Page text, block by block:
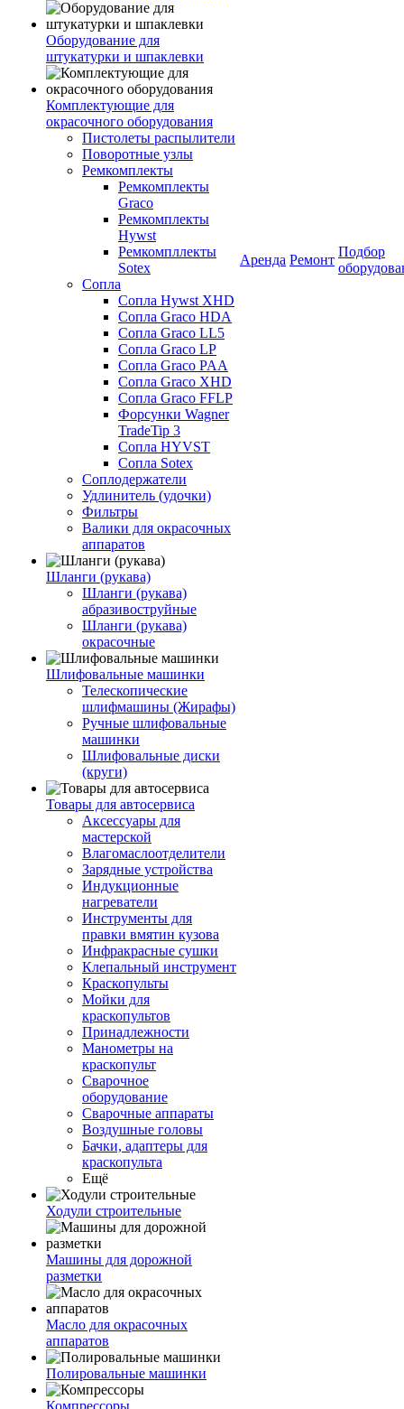
Оборудование для
штукатурки и шпаклевки
Комплектующие для
окрасочного оборудования
Пистолеты распылители
Поворотные узлы
Ремкомплекты
Ремкомплекты
Graco
Ремкомплекты
Hywst
Ремкомпллекты
Sotex
Сопла
Сопла Hywst XHD
Сопла Graco HDA
Сопла Graco LL5
Сопла Graco LP
Сопла Graco PAA
Сопла Graco XHD
Сопла Graco FFLP
Форсунки Wagner
TradeTip 3
Сопла HYVST
Сопла Sotex
Соплодержатели
Удлинитель (удочки)
Фильтры
Валики для окрасочных
аппаратов
Шланги (рукава)
Шланги (рукава)
абразивоструйные
Шланги (рукава)
окрасочные
Шлифовальные машинки
Телескопические
шлифмашины (Жирафы)
Ручные шлифовальные
машинки
Шлифовальные диски
(круги)
Товары для автосервиса
Аксессуары для
мастерской
Влагомаслоотделители
Зарядные устройства
Индукционные
нагреватели
Инструменты для
правки вмятин кузова
Инфракрасные сушки
Клепальный инструмент
Краскопульты
Мойки для
краскопультов
Принадлежности
Манометры на
краскопульт
Сварочное
оборудование
Сварочные аппараты
Воздушные головы
Бачки, адаптеры для
краскопульта
Ещё
Ходули строительные
Машины для дорожной
разметки
Масло для окрасочных
аппаратов
Полировальные машинки
Компрессоры
Аренда Ремонт
Подбор